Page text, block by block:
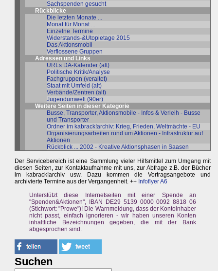
Sachspenden gesucht
Rückblicke
Die letzten Monate ...
Monat für Monat ...
Einzelne Termine
Widerstands-&Utopietage 2015
Das Aktionsmobil
Verflossene Gruppen
Adressen und Links
URLs DA-Kalender (alt)
Politische Kritik/Analyse
Fachgruppen (veraltet)
Staat mit Umfeld (alt)
Verbände/Zentren (alt)
Jugendumwelt (90er)
Weitere Seiten in dieser Kategorie
Busse, Transporter, Aktionsmobile - Infos & Verleih - Busse
und Transporter
Ordner im kabrack!archiv: Krieg, Frieden, Weltmächte - EU
Organisierungsarbeiten rund um Aktionen - Infrastruktur auf
Aktionen
Rückblick ... 2002 - Kreative Aktionsphasen in Saasen
Der Servicebereich ist eine Sammlung vieler Hilfsmittel zum Umgang mit
diesen Seiten, zur Kontaktaufnahme mit uns, zur Abfrage z.B. der Bücher
im kabrack!archiv usw. Dazu kommen die Vortragsangebote und
archivierte Termine aus der Vergangenheit. ++ Infoflyer A6
Unterstützt diese Internetseiten mit einer Spende an
"Spenden&Aktionen", IBAN DE29 5139 0000 0092 8818 06
(Stichwort: "Prowe")! Die Warnmeldung, dass der Kontoinhaber
nicht passt, einfach ignorieren - wir haben unseren Konten
inhaltliche Bezeichnungen gegeben, die mit der Bank
abgesprochen sind.
Suchen